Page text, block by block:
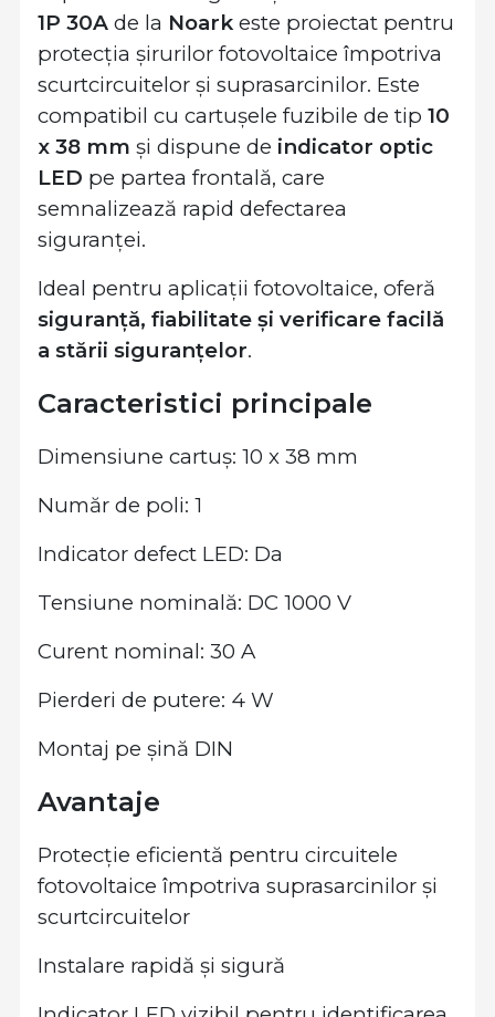
1P 30A de la Noark este proiectat pentru
protecția șirurilor fotovoltaice împotriva
scurtcircuitelor și suprasarcinilor. Este
compatibil cu cartușele fuzibile de tip 10
x 38 mm și dispune de indicator optic
LED pe partea frontală, care
semnalizează rapid defectarea
siguranței.
Ideal pentru aplicații fotovoltaice, oferă
siguranță, fiabilitate și verificare facilă
a stării siguranțelor.
Caracteristici principale
Dimensiune cartuș: 10 x 38 mm
Număr de poli: 1
Indicator defect LED: Da
Tensiune nominală: DC 1000 V
Curent nominal: 30 A
Pierderi de putere: 4 W
Montaj pe șină DIN
Avantaje
Protecție eficientă pentru circuitele
fotovoltaice împotriva suprasarcinilor și
scurtcircuitelor
Instalare rapidă și sigură